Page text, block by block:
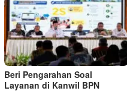
Beri Pengarahan Soal
Layanan di Kanwil BPN